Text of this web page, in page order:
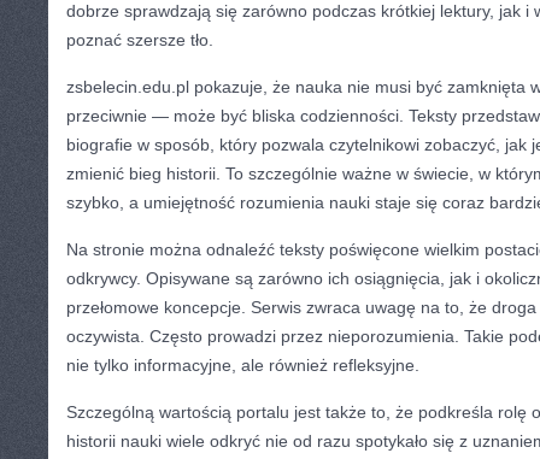
dobrze sprawdzają się zarówno podczas krótkiej lektury, jak i
poznać szersze tło.
zsbelecin.edu.pl pokazuje, że nauka nie musi być zamknięta
przeciwnie — może być bliska codzienności. Teksty
biografie w sposób, który pozwala czytelnikowi zobaczyć, jak
zmienić bieg historii. To szczególnie ważne w świecie, w
szybko, a umiejętność rozumienia nauki staje się coraz
Na stronie można odnaleźć teksty poświęcone wielkim
odkrywcy. Opisywane są zarówno ich osiągnięcia, jak i
przełomowe koncepcje. Serwis zwraca uwagę na to, że
oczywista. Często prowadzi przez nieporozumienia. Takie
nie tylko informacyjne, ale również refleksyjne.
Szczególną wartością portalu jest także to, że podkreśla rolę
historii nauki wiele odkryć nie od razu spotykało się z